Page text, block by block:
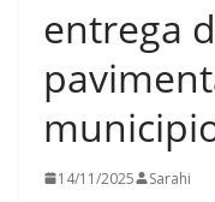
entrega
14/11/2025 Sarahi